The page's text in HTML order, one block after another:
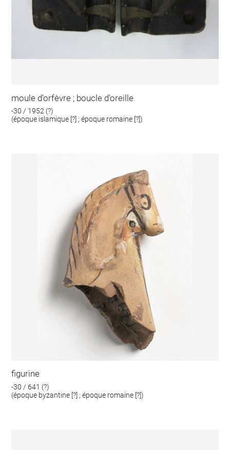
moule d'orfèvre ; boucle d'oreille
-30 / 1952 (?)
(époque islamique [?] ; époque romaine [?])
figurine
-30 / 641 (?)
(époque byzantine [?] ; époque romaine [?])